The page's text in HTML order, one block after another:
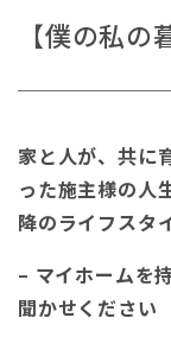
【僕の私の
家と人が、共に
った施主様の人
降のライフスタ
– マイホームを
聞かせください